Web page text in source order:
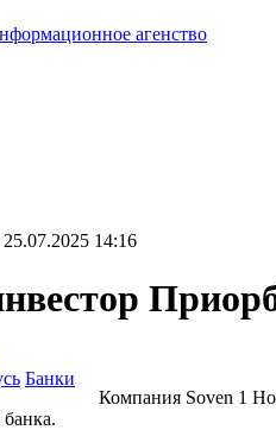
14:16
Банки
Компания Soven 1